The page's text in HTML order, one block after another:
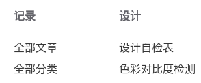
记录
全部文章
全部分类
设计
设计自检表
色彩对比度检测